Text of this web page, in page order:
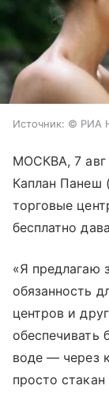
Источник: © РИА
МОСКВА, 7
Каплан Панеш (
торговые
бесплатно
«Я предлагаю
обязанность
центров и
обеспечивать
воде — через
просто